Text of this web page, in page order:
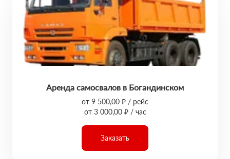
Аренда самосвалов в Богандинском
от 9 500,00 ₽ / рейс
от 3 000,00 ₽ / час
Заказать